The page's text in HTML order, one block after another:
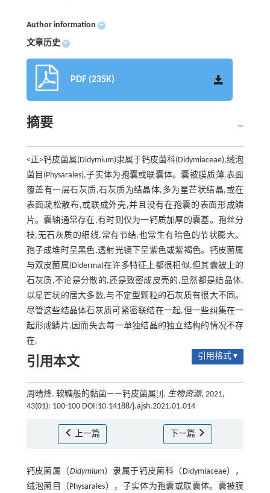
Author information +
文章历史 +
PDF (235K)
摘要
<正>钙皮菌属(Didymium)隶属于钙皮菌科(Didymiaceae),绒泡
菌目(Physarales),子实体为孢囊或联囊体。囊被膜质薄,表面
覆盖有一层石灰质,石灰质为结晶体,多为星芒状结晶,或在
表面疏松散布,或联成外壳,并且没有在孢囊的表面形成鳞
片。囊轴通常存在,有时则仅为一钙质加厚的囊基。孢丝分
枝,无石灰质的细线,常有节结,也常生有暗色的节状膨大。
孢子成堆时呈黑色,透射光镜下呈紫色或紫褐色。钙皮菌属
与双皮菌属(Diderma)在许多特征上都很相似,但其囊被上的
石灰质,不论是分散的,还是致密成皮壳的,显然都是结晶体,
以星芒状的居大多数,与不定型颗粒的石灰质有很大不同。
尽管这些结晶体石灰质可紧密联结在一起,但一些纠集在一
起形成鳞片,因而失去每一单独结晶的独立结构的情况不存
在,
引用本文 引用格式 ▾
周晴烽. 软糖般的黏菌——钙皮菌属[J]. 生物资源, 2021,
43(01): 100-100 DOI:10.14188/j.ajsh.2021.01.014
上一篇 下一篇
钙皮菌属（Didymium）隶属于钙皮菌科（Didymiaceae），
绒泡菌目（Physarales），子实体为孢囊或联囊体。囊被膜